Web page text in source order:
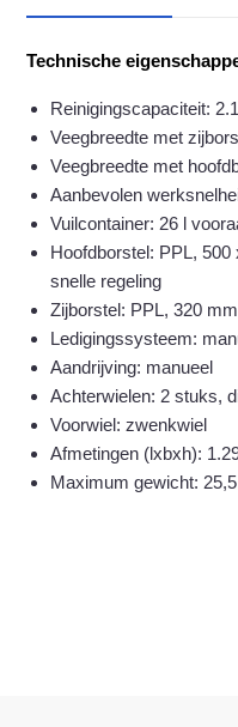
Technische
Reinigingscapaciteit:
Veegbreedte met
Veegbreedte met
Aanbevolen
Vuilcontainer: 26 l
Hoofdborstel: PPL,
snelle regeling
Zijborstel: PPL, 320 mm
Ledigingssysteem:
Aandrijving: manueel
Achterwielen: 2 stuks,
Voorwiel: zwenkwiel
Afmetingen (lxbxh):
Maximum gewicht: